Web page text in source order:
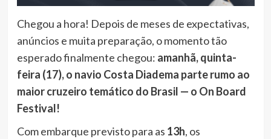
Chegou a hora! Depois de meses de expectativas,
anúncios e muita preparação, o momento tão
esperado finalmente chegou: amanhã, quinta-
feira (17), o navio Costa Diadema parte rumo ao
maior cruzeiro temático do Brasil — o On Board
Festival!
Com embarque previsto para as 13h, os